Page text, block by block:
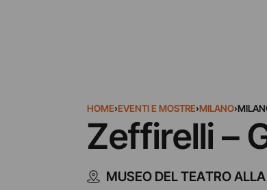
HOME›EVENTI E MOSTRE›MILANO›
Zeffirelli –
MUSEO DEL TEATRO